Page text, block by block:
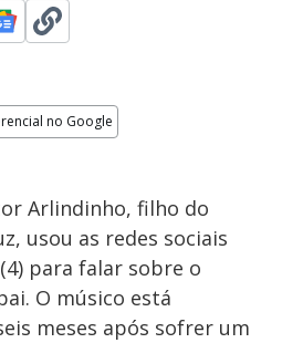
no Google
Arlindinho, filho do
usou as redes sociais
para falar sobre o
O músico está
meses após sofrer um